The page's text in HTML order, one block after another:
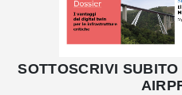
SOTTOSCRIVI